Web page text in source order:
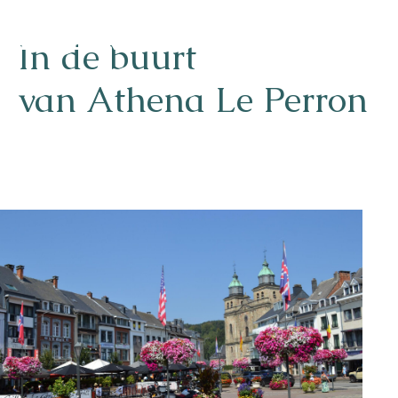
Naturisme
Parken
Ossendrecht
In de buurt
van Athena Le Perron